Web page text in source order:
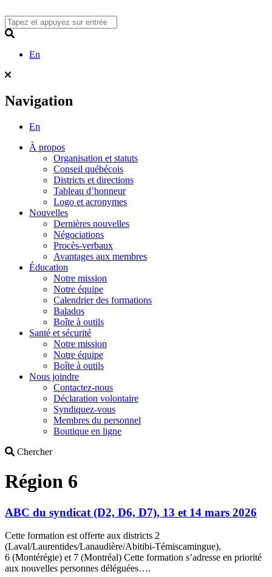
to
content
En
Navigation
En
À propos
Organisation et statuts
Conseil québécois
Districts et directions
Tableau d’honneur
Logo et acronymes
Nouvelles
Dernières nouvelles
Négociations
Procès-verbaux
Avantages aux membres
Éducation
Notre mission
Notre équipe
Calendrier des formations
Balados
Boîte à outils
Santé et sécurité
Notre mission
Notre équipe
Boîte à outils
Nous joindre
Contactez-nous
Déclaration volontaire
Syndiquez-vous
Membres du personnel
Boutique en ligne
ChercherSearch
Région 6
ABC du syndicat (D2, D6, D7), 13 et 14 mars 2026
Cette formation est offerte aux districts 2
(Laval/Laurentides/Lanaudière/Abitibi-Témiscamingue),
6 (Montérégie) et 7 (Montréal) Cette formation s’adresse en priorité
aux nouvelles personnes déléguées….